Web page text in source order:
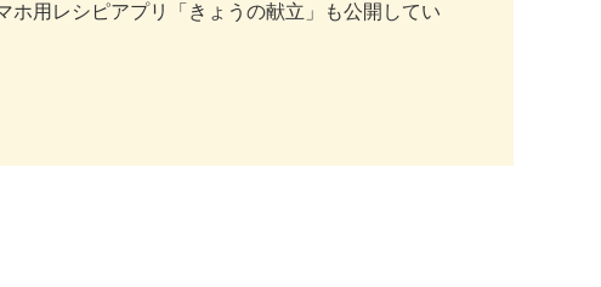
ホ用レシピアプリ「きょうの献立」も公開してい